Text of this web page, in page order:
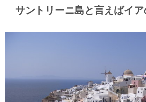
サントリーニ島と言えばイ